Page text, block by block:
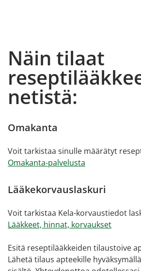
Näin tilaat
netistä:
Omakanta
Voit tarkistaa sinulle määrätyt
Omakanta-palvelusta
Lääkekorvauslaskuri
Voit tarkistaa Kela-korvaustiedot
Lääkkeet, hinnat, korvaukset
Esitä reseptilääkkeiden tilaustoive
Lähetä tilaus apteekille